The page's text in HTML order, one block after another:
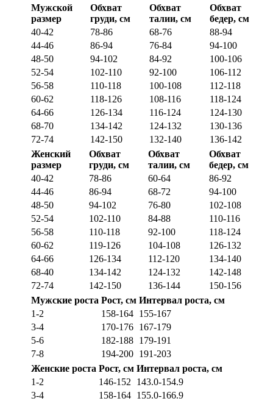
Мужской
размер
Обхват
груди, см
Обхват
талии, см
Обхват
бедер, см
40-42
78-86 68-76
88-94
44-46
86-94 76-84
94-100
48-50
94-102 84-92
100-106
52-54
102-110 92-100
106-112
56-58
110-118 100-108
112-118
60-62
118-126 108-116
118-124
64-66
126-134 116-124
124-130
68-70
134-142 124-132
130-136
72-74
142-150 132-140
136-142
Женский
размер
Обхват
груди, см
Обхват
талии, см
Обхват
бедер, см
40-42
78-86 60-64
86-92
44-46
86-94 68-72
94-100
48-50
94-102 76-80
102-108
52-54
102-110 84-88
110-116
56-58
110-118 92-100
118-124
60-62
119-126 104-108
126-132
64-66
126-134 112-120
134-140
68-40
134-142 124-132
142-148
72-74
142-150 136-144
150-156
Мужские роста Рост, см Интервал роста, см
1-2
158-164 155-167
3-4
170-176 167-179
5-6
182-188 179-191
7-8
194-200 191-203
Женские роста Рост, см Интервал роста, см
1-2
146-152
143.0-154.9
3-4
158-164 155.0-166.9